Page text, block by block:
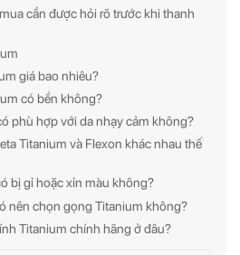
cần được hỏi rõ trước khi thanh
giá bao nhiêu?
có bền không?
phù hợp với da nhạy cảm không?
Titanium và Flexon khác nhau thế
bị gỉ hoặc xỉn màu không?
nên chọn gọng Titanium không?
Titanium chính hãng ở đâu?